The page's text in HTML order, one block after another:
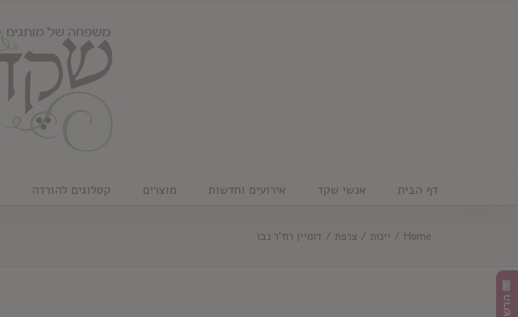
דף הבית אנשי שקד אירועים וחדשות מוצרים קטלוגים להורדה
Home
/ יינות / צרפת / דומיין רוז'ר נבו